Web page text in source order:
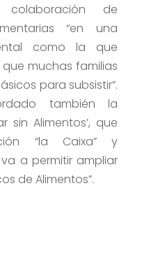
de
“en una
como la que
muchas familias
para subsistir”.
también la
sin Alimentos’, que
“la Caixa” y
va a permitir ampliar
de Alimentos”.